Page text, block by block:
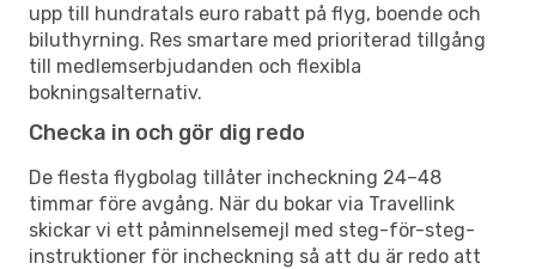
upp till hundratals euro rabatt på flyg, boende och
biluthyrning. Res smartare med prioriterad tillgång
till medlemserbjudanden och flexibla
bokningsalternativ.
Checka in och gör dig redo
De flesta flygbolag tillåter incheckning 24–48
timmar före avgång. När du bokar via Travellink
skickar vi ett påminnelsemejl med steg-för-steg-
instruktioner för incheckning så att du är redo att